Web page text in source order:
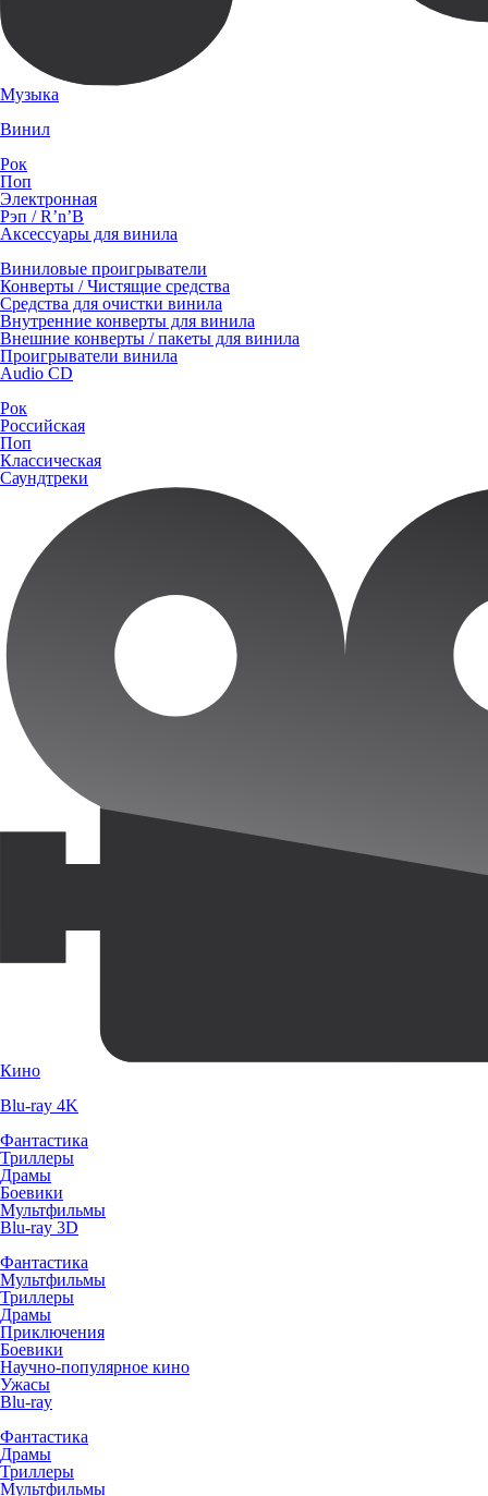
Музыка
Винил
Рок
Поп
Электронная
Рэп / R’n’B
Аксессуары для винила
Виниловые проигрыватели
Конверты / Чистящие средства
Средства для очистки винила
Внутренние конверты для винила
Внешние конверты / пакеты для винила
Проигрыватели винила
Audio CD
Рок
Российская
Поп
Классическая
Саундтреки
Кино
Blu-ray 4K
Фантастика
Триллеры
Драмы
Боевики
Мультфильмы
Blu-ray 3D
Фантастика
Мультфильмы
Триллеры
Драмы
Приключения
Боевики
Научно-популярное кино
Ужасы
Blu-ray
Фантастика
Драмы
Триллеры
Мультфильмы